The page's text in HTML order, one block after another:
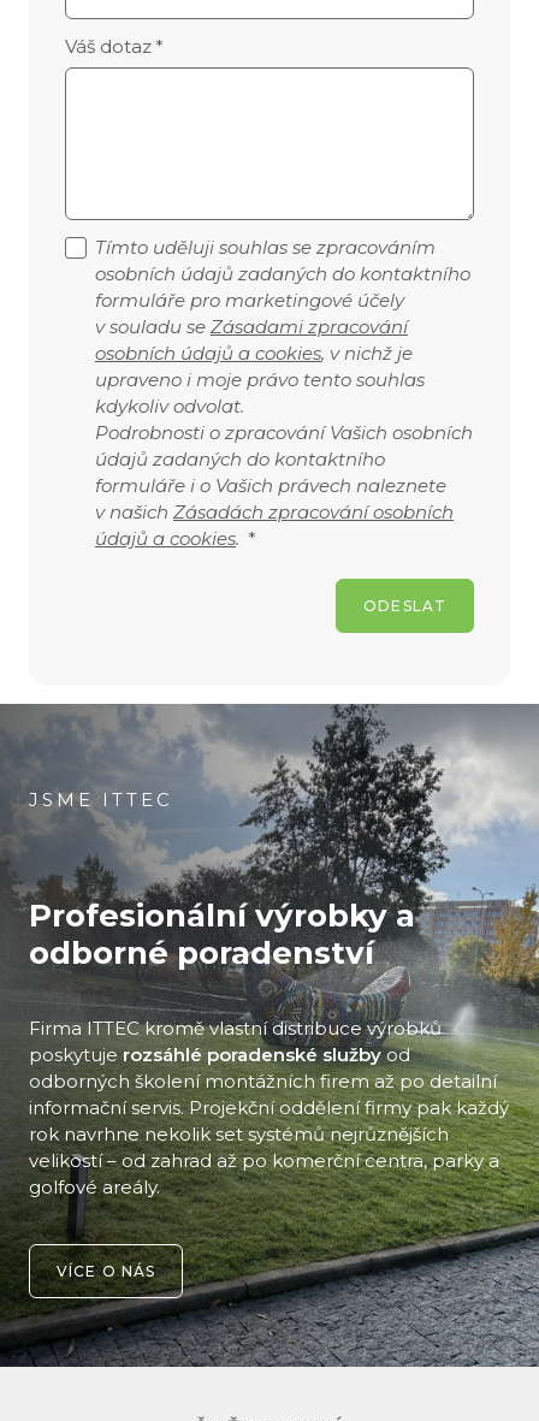
Váš dotaz *
Tímto uděluji souhlas se zpracováním
osobních údajů zadaných do kontaktního
formuláře pro marketingové účely
v souladu se Zásadami zpracování
osobních údajů a cookies, v nichž je
upraveno i moje právo tento souhlas
kdykoliv odvolat.
Podrobnosti o zpracování Vašich osobních
údajů zadaných do kontaktního
formuláře i o Vašich právech naleznete
v našich Zásadách zpracování osobních
údajů a cookies. *
ODESLAT
JSME ITTEC
Profesionální výrobkya
odborné poradenství
Firma ITTEC kromě vlastní distribuce výrobků
poskytuje rozsáhlé poradenské služby od
odborných školení montážních firem až po detailní
informační servis. Projekční oddělení firmy pak každý
rok navrhne nekolik set systémů nejrůznějších
velikostí – od zahrad až po komerční centra, parky a
golfové areály.
VÍCE O NÁS